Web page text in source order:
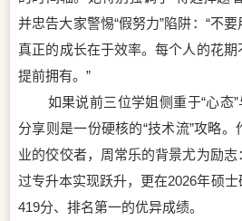
并忠告大家警惕“假努力”陷阱：“不要
真正的成长在于效率。每个人的花
提前拥有。”
如果说前三位学姐侧重于“心态
分享则是一份硬核的“技术流”攻略
业的佼佼者，周常乐的背景尤为励
过专升本实现跃升，更在2026年硕
419分、排名第一的优异成绩。